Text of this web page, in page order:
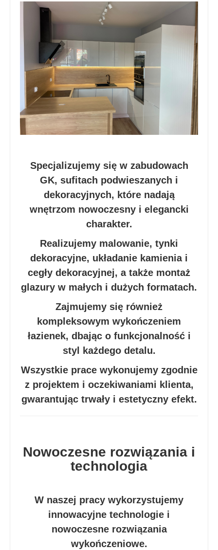
Specjalizujemy się w zabudowach
GK, sufitach podwieszanych i
dekoracyjnych, które nadają
wnętrzom nowoczesny i elegancki
charakter.
Realizujemy malowanie, tynki
dekoracyjne, układanie kamienia i
cegły dekoracyjnej, a także montaż
glazury w małych i dużych formatach.
Zajmujemy się również
kompleksowym wykończeniem
łazienek, dbając o funkcjonalność i
styl każdego detalu.
Wszystkie prace wykonujemy zgodnie
z projektem i oczekiwaniami klienta,
gwarantując trwały i estetyczny efekt.
Nowoczesne rozwiązania i
technologia
W naszej pracy wykorzystujemy
innowacyjne technologie i
nowoczesne rozwiązania
wykończeniowe.